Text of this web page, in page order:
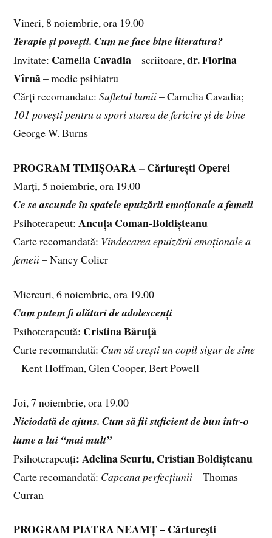
Vineri, 8 noiembrie, ora 19.00
Terapie și povești. Cum ne face bine literatura?
Invitate: Camelia Cavadia– scriitoare,dr. Florina
Vîrnă– medic psihiatru
Cărți recomandate:Sufletul lumii– Camelia Cavadia;
101 povești pentru a spori starea de fericire și de bine–
George W. Burns
PROGRAM TIMIȘOARA – Cărturești Operei
Marți, 5 noiembrie, ora 19.00
Ce se ascunde în spatele epuizării emoționale a femeii
Psihoterapeut:Ancuța Coman-Boldișteanu
Carte recomandată: Vindecarea epuizării emoționale a
femeii– Nancy Colier
Miercuri, 6 noiembrie, ora 19.00
Cum putem fi alături de adolescenți
Psihoterapeută: Cristina Băruță
Carte recomandată: Cum să crești un copil sigur de sine
– Kent Hoffman, Glen Cooper, Bert Powell
Joi, 7 noiembrie, ora 19.00
Niciodată de ajuns. Cum să fii suficient de bun într-o
lume a lui “mai mult”
Psihoterapeuți: Adelina Scurtu, Cristian Boldișteanu
Carte recomandată: Capcana perfecțiunii– Thomas
Curran
PROGRAM PIATRA NEAMȚ – Cărtureşti